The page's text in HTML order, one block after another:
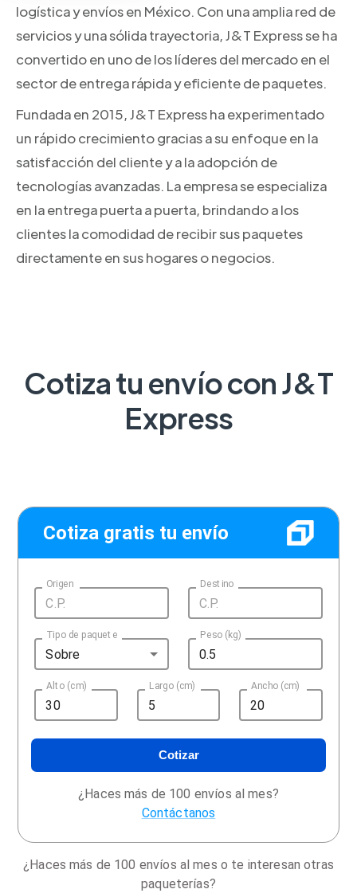
logística y envíos en México. Con una amplia red de
servicios y una sólida trayectoria, J&T Express se ha
convertido en uno de los líderes del mercado en el
sector de entrega rápida y eficiente de paquetes.
Fundada en 2015, J&T Express ha experimentado
un rápido crecimiento gracias a su enfoque en la
satisfacción del cliente y a la adopción de
tecnologías avanzadas. La empresa se especializa
en la entrega puerta a puerta, brindando a los
clientes la comodidad de recibir sus paquetes
directamente en sus hogares o negocios.
Cotiza tu envío con J&T
Express
Cotiza gratis tu envío
Origen Destino
Tipo de paquete
Sobre
Peso (kg)
Alto (cm) Largo (cm) Ancho (cm)
Cotizar
¿Haces más de 100 envíos al mes?
Contáctanos
¿Haces más de 100 envíos al mes o te interesan otras
paqueterías?